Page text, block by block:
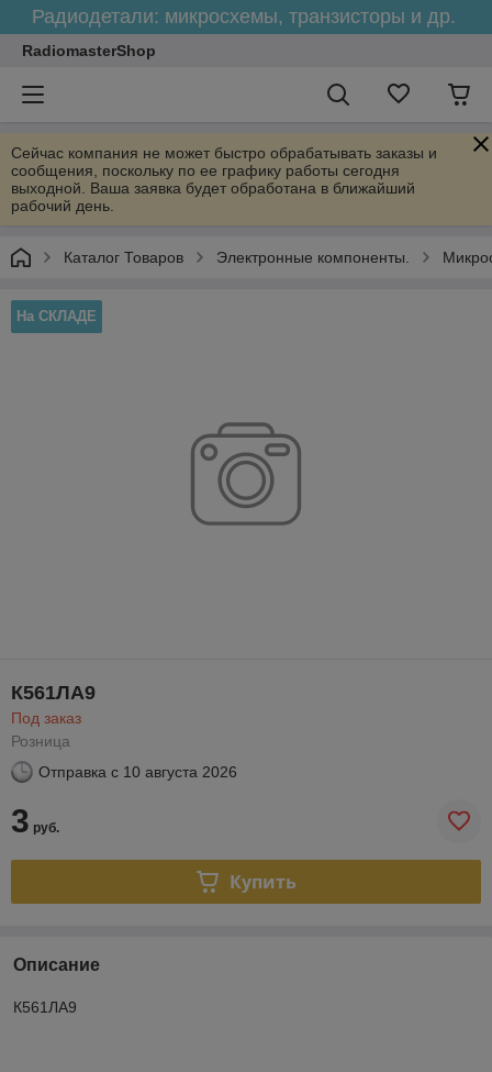
Радиодетали: микросхемы, транзисторы и др.
RadiomasterShop
Сейчас компания не может быстро обрабатывать заказы и
сообщения, поскольку по ее графику работы сегодня
выходной. Ваша заявка будет обработана в ближайший
рабочий день.
Каталог Товаров Электронные компоненты.
На СКЛАДЕ
К561ЛА9
Под заказ
Розница
Отправка с 10 августа 2026
3 руб.
Купить
Описание
К561ЛА9